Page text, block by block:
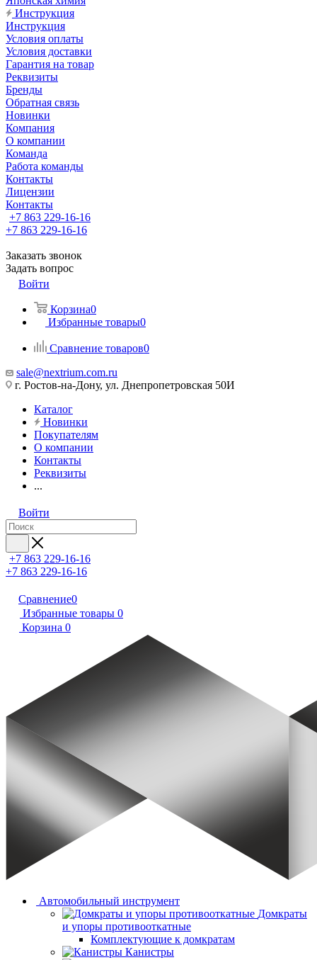
Инструкция
Инструкция
Условия оплаты
Условия доставки
Гарантия на товар
Реквизиты
Бренды
Обратная связь
Новинки
Компания
О компании
Команда
Работа команды
Контакты
Лицензии
Контакты
+7 863 229-16-16
+7 863 229-16-16
Заказать звонок
Задать вопрос
Войти
Корзина0
Избранные товары0
Сравнение товаров0
sale@nextrium.com.ru
г. Ростов-на-Дону, ул. Днепропетровская 50И
Каталог
Новинки
Покупателям
О компании
Контакты
Реквизиты
...
Войти
+7 863 229-16-16
+7 863 229-16-16
Сравнение0
Избранные товары 0
Корзина 0
Автомобильный инструмент
Домкраты
и упоры противооткатные
Комплектующие к домкратам
Канистры